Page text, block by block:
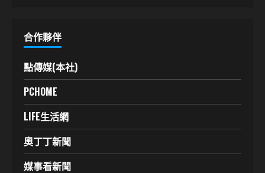
合作夥伴
點傳媒(本社)
PCHOME
LIFE生活網
奧丁丁新聞
媒事看新聞